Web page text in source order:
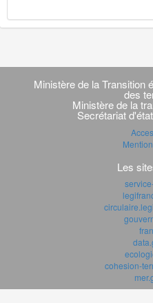
Navigation
transverse
Ministère de la Transition
des
Ministère de la
Secrétariat
Les
cohesion-